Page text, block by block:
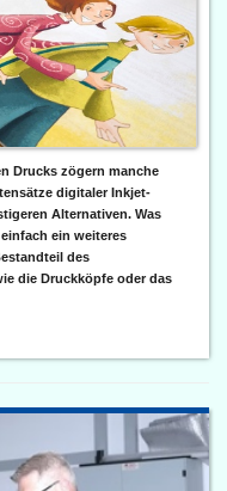
Drucks zögern manche
digitaler Inkjet-
Alternativen. Was
ein weiteres
des
die Druckköpfe oder das